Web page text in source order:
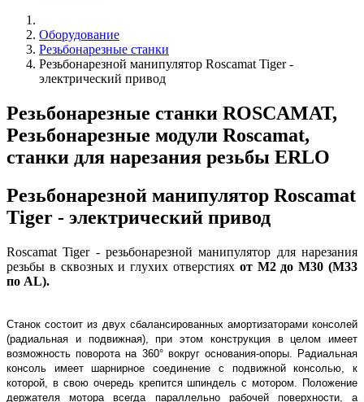
Оборудование
Резьбонарезные станки
Резьбонарезной манипулятор Roscamat Tiger -
электрический привод
Резьбонарезные станки ROSCAMAT,
Резьбонарезные модули Roscamat,
станки для нарезания резьбы ERLO
Резьбонарезной манипулятор Roscamat
Tiger - электрический привод
Roscamat Tiger - резьбонарезной манипулятор для нарезания
резьбы в сквозных и глухих отверстиях от М2 до М30 (М33
по AL).
Станок состоит из двух сбалансированных амортизаторами консолей
(радиальная и подвижная), при этом конструкция в целом имеет
возможность поворота на 360° вокруг основания-опоры. Радиальная
консоль имеет шарнирное соединение с подвижной консолью, к
которой, в свою очередь крепится шпиндель с мотором. Положение
держателя мотора всегда параллельно рабочей поверхности, а